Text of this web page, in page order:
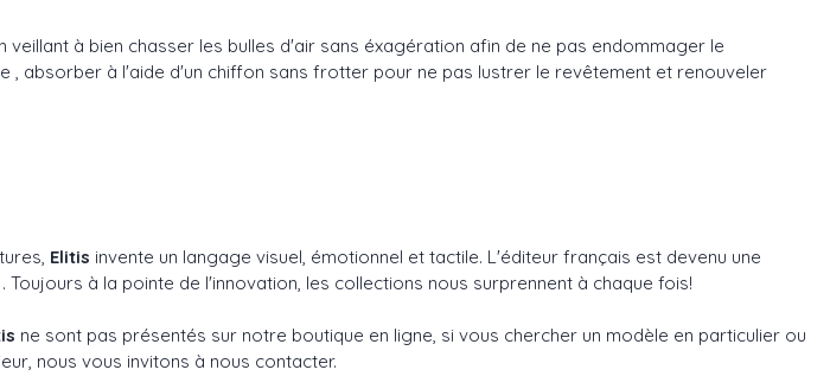
à bien chasser les bulles d'air sans éxagération afin de ne pas endommager le
, absorber à l'aide d'un chiffon sans frotter pour ne pas lustrer le revêtement et renouveler
Elitis invente un langage visuel, émotionnel et tactile. L'éditeur français est devenu une
à la pointe de l'innovation, les collections nous surprennent à chaque fois!
ne sont pas présentés sur notre boutique en ligne, si vous chercher un modèle en particulier ou
nous vous invitons à nous contacter.